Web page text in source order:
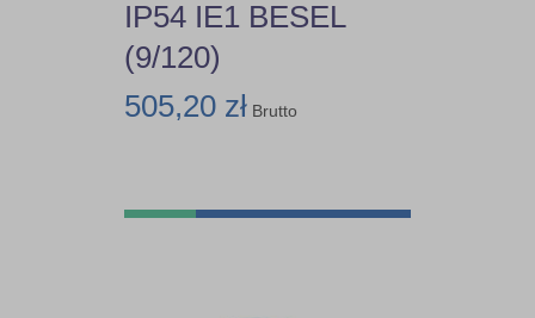
IP54 IE1 BESEL
(9/120)
505,20 zł Brutto